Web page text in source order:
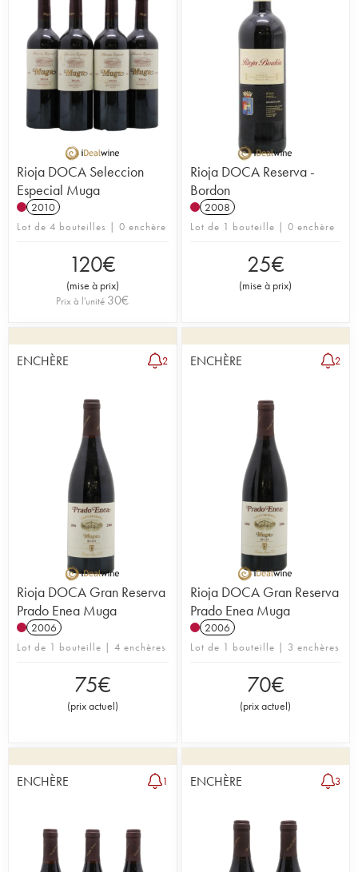
Rioja DOCA Seleccion
Especial Muga
2010
Lot de 4 bouteilles | 0 enchère
120€
(mise à prix)
Prix à l'unité 30€
Rioja DOCA Reserva -
Bordon
2008
Lot de 1 bouteille | 0 enchère
25€
(mise à prix)
ENCHÈRE 2
Rioja DOCA Gran Reserva
Prado Enea Muga
2006
Lot de 1 bouteille | 4 enchères
75€
(prix actuel)
ENCHÈRE 2
Rioja DOCA Gran Reserva
Prado Enea Muga
2006
Lot de 1 bouteille | 3 enchères
70€
(prix actuel)
ENCHÈRE 1 ENCHÈRE 3